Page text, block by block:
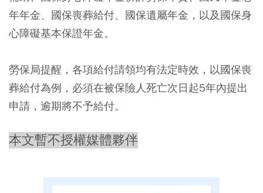
年年金、國保喪葬給付、國保遺屬年金，以及國保身
心障礙基本保證年金。
勞保局提醒，各項給付請領均有法定時效，以國保喪
葬給付為例，必須在被保險人死亡次日起5年內提出
申請，逾期將不予給付。
本文暫不授權媒體夥伴